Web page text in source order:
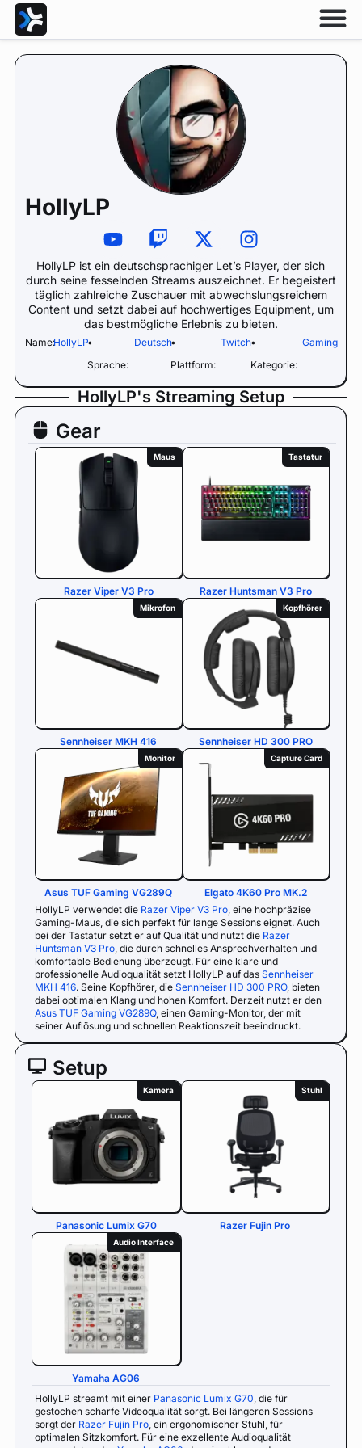
HollyLP
HollyLP ist ein deutschsprachiger Let’s Player, der sich
durch seine fesselnden Streams auszeichnet. Er begeistert
täglich zahlreiche Zuschauer mit abwechslungsreichem
Content und setzt dabei auf hochwertiges Equipment, um
das bestmögliche Erlebnis zu bieten.
Name:HollyLP•
Sprache:
Deutsch•
Plattform:
Twitch•
Kategorie:
Gaming
HollyLP's Streaming Setup
Gear
Maus
Razer Viper V3 Pro
Tastatur
Razer Huntsman V3 Pro
Mikrofon
Sennheiser MKH 416
Kopfhörer
Sennheiser HD 300 PRO
Monitor
Asus TUF Gaming VG289Q
Capture Card
Elgato 4K60 Pro MK.2
HollyLP verwendet die Razer Viper V3 Pro , eine hochpräzise
Gaming-Maus, die sich perfekt für lange Sessions eignet. Auch
bei der Tastatur setzt er auf Qualität und nutzt die Razer
Huntsman V3 Pro , die durch schnelles Ansprechverhalten und
komfortable Bedienung überzeugt. Für eine klare und
professionelle Audioqualität setzt HollyLP auf das Sennheiser
MKH 416. Seine Kopfhörer, die Sennheiser HD 300 PRO, bieten
dabei optimalen Klang und hohen Komfort. Derzeit nutzt er den
Asus TUF Gaming VG289Q, einen Gaming-Monitor, der mit
seiner Auflösung und schnellen Reaktionszeit beeindruckt.
Setup
HollyLP streamt mit einer Panasonic Lumix G70 , die für
gestochen scharfe Videoqualität sorgt. Bei längeren Sessions
sorgt der Razer Fujin Pro , ein ergonomischer Stuhl, für
optimalen Sitzkomfort. Für eine exzellente Audioqualität
Kamera
Panasonic Lumix G70
Stuhl
Razer Fujin Pro
Audio Interface
Yamaha AG06